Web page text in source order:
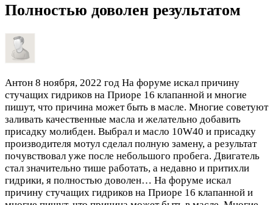
Полностью доволен результатом
Антон 8 ноября, 2022 год На форуме искал причину
стучащих гидриков на Приоре 16 клапанной и многие
пишут, что причина может быть в масле. Многие советуют
заливать качественные масла и желательно добавить
присадку молибден. Выбрал и масло 10W40 и присадку
производителя мотул сделал полную замену, а результат
почувствовал уже после небольшого пробега. Двигатель
стал значительно тише работать, а недавно и притихли
гидрики, я полностью доволен… На форуме искал
причину стучащих гидриков на Приоре 16 клапанной и